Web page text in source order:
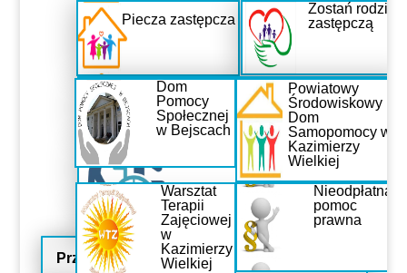
Piecza zastępcza
Zostań rodziną
zastępczą
Osoby usamodzielniane
Osoby z niepełnosprawnością
Przeciwdziałanie przemocy domowej,
osoby w kryzysie
Dom
Pomocy
Społecznej
w Bejscach
Powiatowy
Środowiskowy
Dom
Samopomocy w
Kazimierzy
Wielkiej
Warsztat
Terapii
Zajęciowej
w
Kazimierzy
Wielkiej
Nieodpłatna
pomoc
prawna
Przedmioty ortopedyczne